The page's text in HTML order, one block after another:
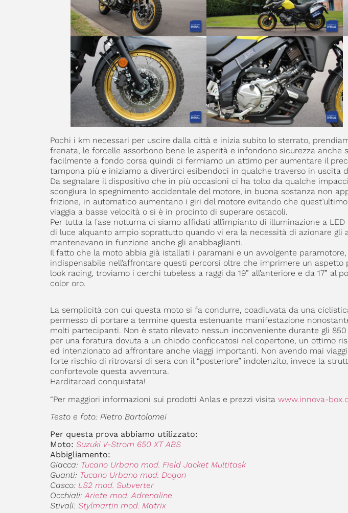
Pochi i km necessari per uscire dalla città e inizia subito lo sterrato,
frenata, le forcelle assorbono bene le asperità e infondono sicurezza anche
facilmente a fondo corsa quindi ci fermiamo un attimo per aumentare il
tampona più e iniziamo a divertirci esibendoci in qualche traverso in uscita
Da segnalare il dispositivo che in più occasioni ci ha tolto da qualche
scongiura lo spegnimento accidentale del motore, in buona sostanza non
frizione, in automatico aumentano i giri del motore evitando che
viaggia a basse velocità o si è in procinto di superare ostacoli.
Per tutta la fase notturna ci siamo affidati all’impianto di illuminazione a
di luce alquanto ampio soprattutto quando vi era la necessità di azionare
mantenevano in funzione anche gli anabbaglianti.
Il fatto che la moto abbia già istallati i paramani e un avvolgente
indispensabile nell’affrontare questi percorsi oltre che imprimere un aspetto
look racing, troviamo i cerchi tubeless a raggi da 19” all’anteriore e da 17” al
color oro.
La semplicità con cui questa moto si fa condurre, coadiuvata da una
permesso di portare a termine questa estenuante manifestazione
molti partecipanti. Non è stato rilevato nessun inconveniente durante gli
per una foratura dovuta a un chiodo conficcatosi nel copertone, un ottimo
ed intenzionato ad affrontare anche viaggi importanti. Non avendo mai
forte rischio di ritrovarsi di sera con il “posteriore” indolenzito, invece la
confortevole questa avventura.
Harditaroad conquistata!
“Per maggiori informazioni sui prodotti Anlas e prezzi visita www.innova-
Testo e foto: Pietro Bartolomei
Per questa prova abbiamo utilizzato:
Moto: Suzuki V-Strom 650 XT ABS
Abbigliamento:
Giacca: Tucano Urbano mod. Field Jacket Multitask
Guanti: Tucano Urbano mod. Dogon
Casco: LS2 mod. Subverter
Occhiali:Ariete mod. Adrenaline
Stivali: Stylmartin mod. Matrix